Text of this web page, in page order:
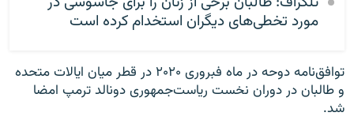
مورد تخطی‌های دیگران استخدام کرده است
توافق‌نامه دوحه در ماه فبروری ۲۰۲۰ در قطر میان ایالات متحده
و طالبان در دوران نخست ریاست‌جمهوری دونالد ترمپ امضا
شد.